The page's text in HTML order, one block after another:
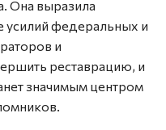
Она выразила
усилий федеральных и
и
реставрацию, и
значимым центром